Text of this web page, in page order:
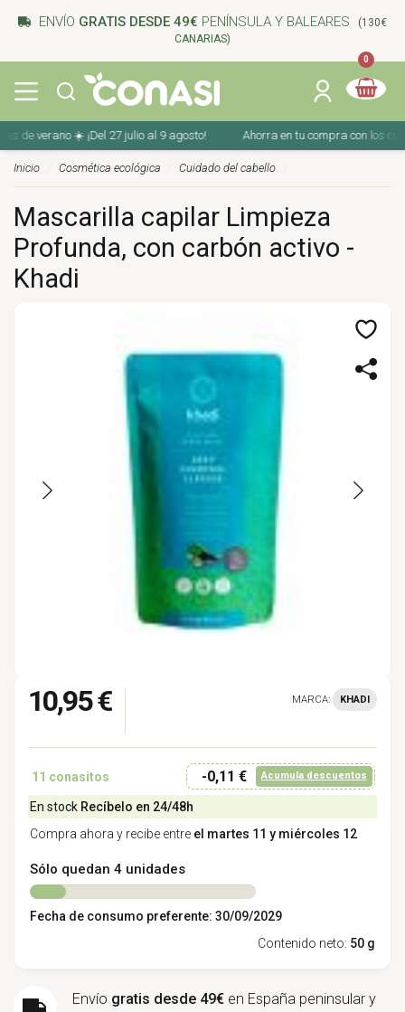
ENVÍO GRATIS DESDE 49€ PENÍNSULA Y BALEARES
(130€
CANARIAS)
0
verano ☀️ ¡Del 27 julio al 9 agosto! Ahorra en tu compra con los
Inicio Cosmética ecológica Cuidado del cabello
Mascarilla capilar Limpieza
Profunda, con carbón activo -
Khadi
10,95 € MARCA: KHADI
11 conasitos -0,11 € Acumula descuentos
En stock Recíbelo en 24/48h
Compra ahora y recibe entre el martes 11 y miércoles 12
Sólo quedan 4 unidades
Fecha de consumo preferente: 30/09/2029
Contenido neto: 50 g
Envío gratis desde 49€ en España peninsular y